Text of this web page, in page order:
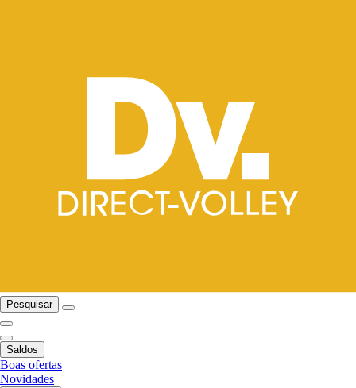
Pesquisar
Saldos
Boas ofertas
Novidades